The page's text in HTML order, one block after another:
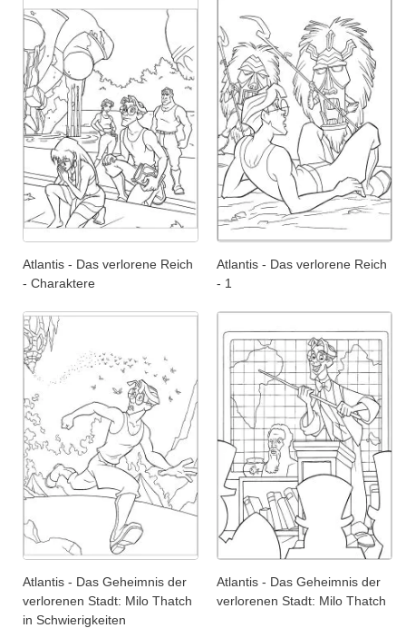
Atlantis - Das verlorene Reich
- Charaktere
Atlantis - Das verlorene Reich
- 1
Atlantis - Das Geheimnis der
verlorenen Stadt: Milo Thatch
in Schwierigkeiten
Atlantis - Das Geheimnis der
verlorenen Stadt: Milo Thatch